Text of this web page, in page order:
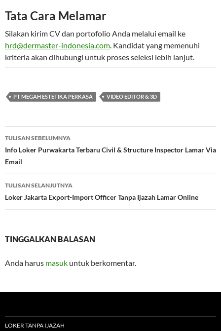
Tata Cara Melamar
Silakan kirim CV dan portofolio Anda melalui email ke
hrd@dermaster-indonesia.com. Kandidat yang memenuhi
kriteria akan dihubungi untuk proses seleksi lebih lanjut.
PT MEGAH ESTETIKA PERKASA VIDEO EDITOR & 3D
Navigasi
Tulisan
TULISAN SEBELUMNYA
Info Loker Purwakarta Terbaru Civil & Structure Inspector Lamar Via
Email
TULISAN SELANJUTNYA
Loker Jakarta Export-Import Officer Tanpa Ijazah Lamar Online
TINGGALKAN BALASAN
Anda harus masuk untuk berkomentar.
LOKER TANPA IJAZAH